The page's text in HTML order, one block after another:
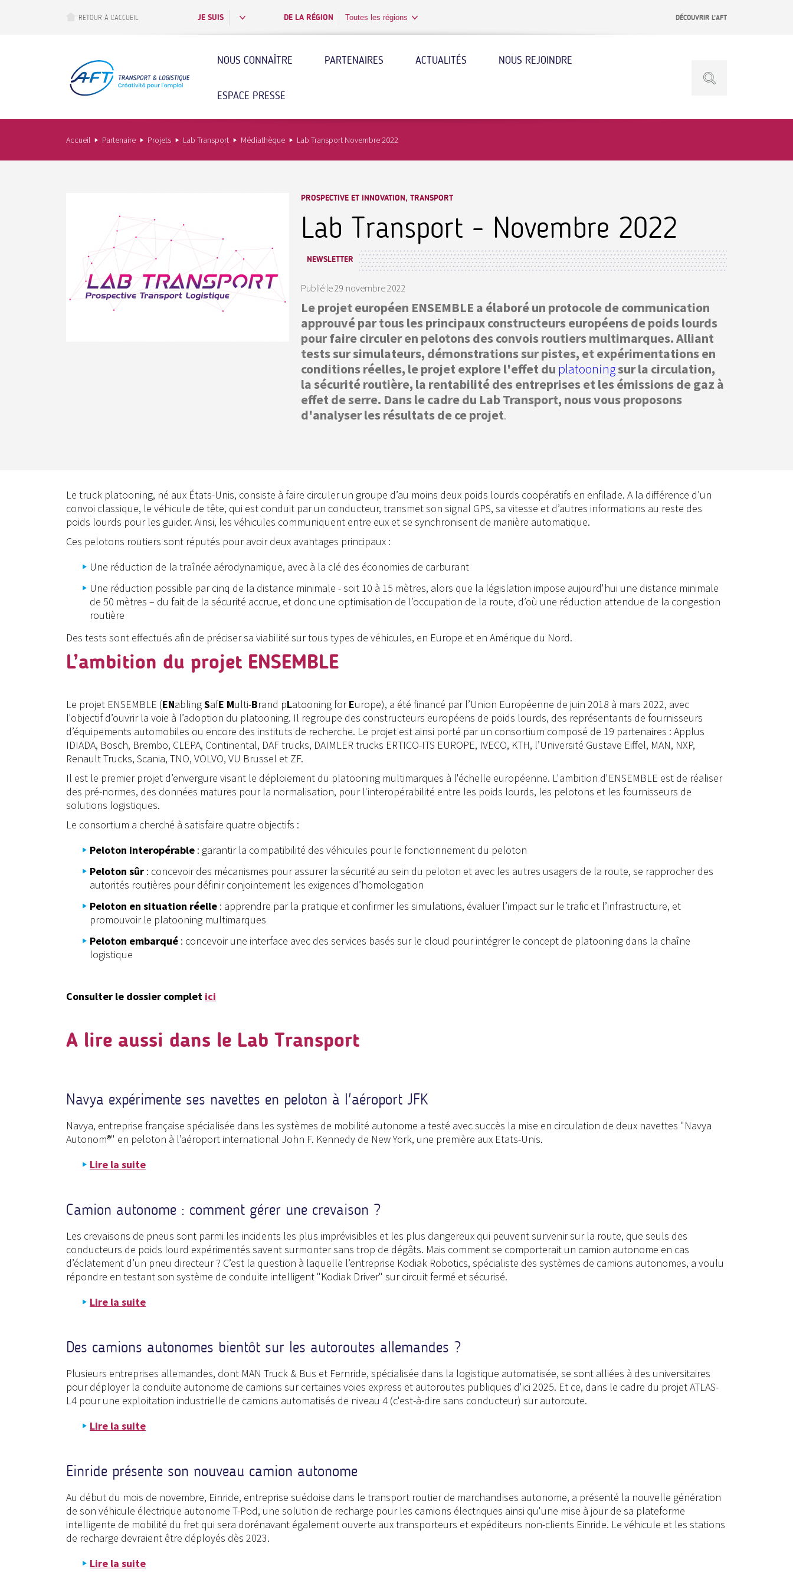
RETOUR À L’ACCUEIL JE SUIS DE LA RÉGION Toutes les régions DÉCOUVRIR L’AFT
NOUS CONNAÎTRE PARTENAIRES ACTUALITÉS NOUS REJOINDRE
ESPACE PRESSE
Accueil Partenaire Projets Lab Transport Médiathèque Lab Transport Novembre 2022
PROSPECTIVE ET INNOVATION, TRANSPORT
Lab Transport - Novembre 2022
NEWSLETTER
Publié le29 novembre 2022
Le projet européen ENSEMBLE a élaboré un protocole de communication
approuvé par tous les principaux constructeurs européens de poids lourds
pour faire circuler en pelotons des convois routiers multimarques. Alliant
tests sur simulateurs, démonstrations sur pistes, et expérimentations en
conditions réelles, le projet explore l'effet du platooningsur la circulation,
la sécurité routière, la rentabilité des entreprises et les émissions de gaz à
effet de serre. Dans le cadre du Lab Transport, nous vous proposons
d'analyser les résultats de ce projet.
Le truck platooning, né aux États-Unis, consiste à faire circuler un groupe d’au moins deux poids lourds coopératifs en enfilade. A la différence d’un
convoi classique, le véhicule de tête, qui est conduit par un conducteur, transmet son signal GPS, sa vitesse et d’autres informations au reste des
poids lourds pour les guider. Ainsi, les véhicules communiquent entre eux et se synchronisent de manière automatique.
Ces pelotons routiers sont réputés pour avoir deux avantages principaux :
Une réduction de la traînée aérodynamique, avec à la clé des économies de carburant
Une réduction possible par cinq de la distance minimale - soit 10 à 15 mètres, alors que la législation impose aujourd'hui une distance minimale
de 50 mètres – du fait de la sécurité accrue, et donc une optimisation de l’occupation de la route, d’où une réduction attendue de la congestion
routière
Des tests sont effectués afin de préciser sa viabilité sur tous types de véhicules, en Europe et en Amérique du Nord.
L’ambition du projet ENSEMBLE
Le projet ENSEMBLE (ENablingSafE Multi-Brand pLatooning forEurope), a été financé par l’Union Européenne de juin 2018 à mars 2022, avec
l'objectif d’ouvrir la voie à l’adoption du platooning. Il regroupe des constructeurs européens de poids lourds, des représentants de fournisseurs
d’équipements automobiles ou encore des instituts de recherche. Le projet est ainsi porté par un consortium composé de 19 partenaires : Applus
IDIADA, Bosch, Brembo, CLEPA, Continental, DAF trucks, DAIMLER trucks ERTICO-ITS EUROPE, IVECO, KTH, l’Université Gustave Eiffel, MAN, NXP,
Renault Trucks, Scania, TNO, VOLVO, VU Brussel et ZF.
Il est le premier projet d’envergure visant le déploiement du platooning multimarques à l'échelle européenne. L'ambition d'ENSEMBLE est de réaliser
des pré-normes, des données matures pour la normalisation, pour l'interopérabilité entre les poids lourds, les pelotons et les fournisseurs de
solutions logistiques.
Le consortium a cherché à satisfaire quatre objectifs :
Peloton interopérable : garantir la compatibilité des véhicules pour le fonctionnement du peloton
Peloton sûr : concevoir des mécanismes pour assurer la sécurité au sein du peloton et avec les autres usagers de la route, se rapprocher des
autorités routières pour définir conjointement les exigences d’homologation
Peloton en situation réelle : apprendre par la pratique et confirmer les simulations, évaluer l’impact sur le trafic et l’infrastructure, et
promouvoir le platooning multimarques
Peloton embarqué : concevoir une interface avec des services basés sur le cloud pour intégrer le concept de platooning dans la chaîne
logistique
Consulter le dossier complet ici
A lire aussi dans le Lab Transport
Navya expérimente ses navettes en peloton à l'aéroport JFK
Navya, entreprise française spécialisée dans les systèmes de mobilité autonome a testé avec succès la mise en circulation de deux navettes "Navya
Autonom®" en peloton à l’aéroport international John F. Kennedy de New York, une première aux Etats-Unis.
Lire la suite
Camion autonome : comment gérer une crevaison ?
Les crevaisons de pneus sont parmi les incidents les plus imprévisibles et les plus dangereux qui peuvent survenir sur la route, que seuls des
conducteurs de poids lourd expérimentés savent surmonter sans trop de dégâts. Mais comment se comporterait un camion autonome en cas
d’éclatement d’un pneu directeur ? C’est la question à laquelle l’entreprise Kodiak Robotics, spécialiste des systèmes de camions autonomes, a voulu
répondre en testant son système de conduite intelligent "Kodiak Driver" sur circuit fermé et sécurisé.
Lire la suite
Des camions autonomes bientôt sur les autoroutes allemandes ?
Plusieurs entreprises allemandes, dont MAN Truck & Bus et Fernride, spécialisée dans la logistique automatisée, se sont alliées à des universitaires
pour déployer la conduite autonome de camions sur certaines voies express et autoroutes publiques d'ici 2025. Et ce, dans le cadre du projet ATLAS-
L4 pour une exploitation industrielle de camions automatisés de niveau 4 (c'est-à-dire sans conducteur) sur autoroute.
Lire la suite
Einride présente son nouveau camion autonome
Au début du mois de novembre, Einride, entreprise suédoise dans le transport routier de marchandises autonome, a présenté la nouvelle génération
de son véhicule électrique autonome T-Pod, une solution de recharge pour les camions électriques ainsi qu'une mise à jour de sa plateforme
intelligente de mobilité du fret qui sera dorénavant également ouverte aux transporteurs et expéditeurs non-clients Einride. Le véhicule et les stations
de recharge devraient être déployés dès 2023.
Lire la suite